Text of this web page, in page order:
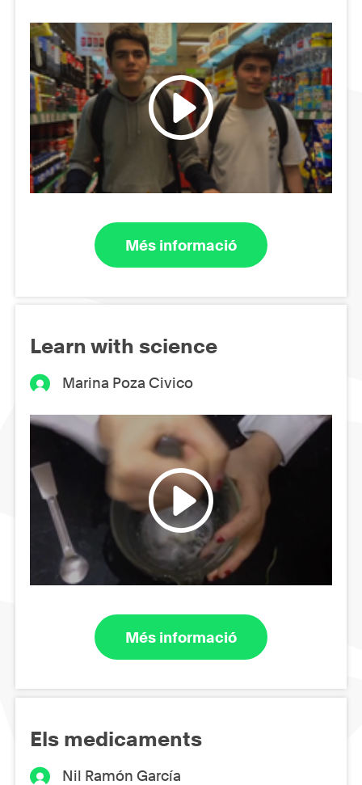
Més informació
Learn with science
Marina Poza Civico
Més informació
Els medicaments
Nil Ramón García